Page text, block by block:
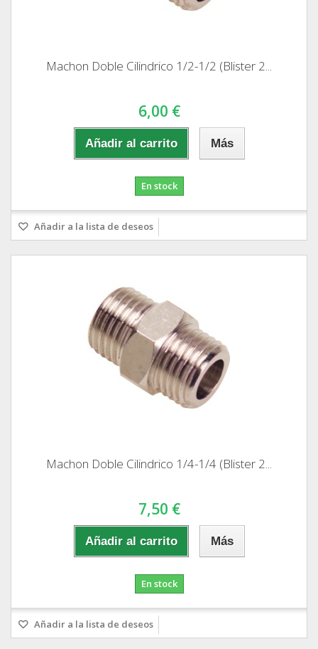
Machon Doble Cilindrico 1/2-1/2 (Blister 2...
6,00 €
Añadir al carrito Más
En stock
Añadir a la lista de deseos
Machon Doble Cilindrico 1/4-1/4 (Blister 2...
7,50 €
Añadir al carrito Más
En stock
Añadir a la lista de deseos